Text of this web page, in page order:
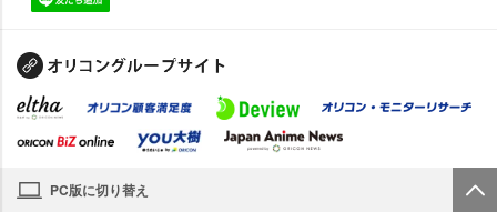
PC版に切り替え